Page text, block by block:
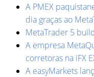
A PMEX
dia graças ao
MetaTrader 5
A empresa
corretoras na iFX
A easyMarkets